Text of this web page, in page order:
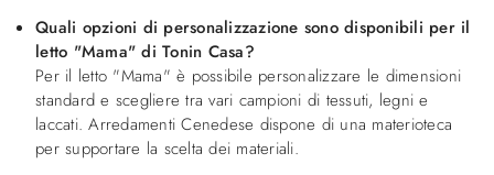
Quali opzioni di personalizzazione sono disponibili per il
letto "Mama" di Tonin Casa?
Per il letto "Mama" è possibile personalizzare le dimensioni
standard e scegliere tra vari campioni di tessuti, legni e
laccati. Arredamenti Cenedese dispone di una materioteca
per supportare la scelta dei materiali.